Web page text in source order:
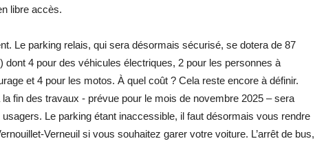
libre accès.
Le parking relais, qui sera désormais sécurisé, se dotera de 87
dont 4 pour des véhicules électriques, 2 pour les personnes à
et 4 pour les motos. À quel coût ? Cela reste encore à définir.
la fin des travaux - prévue pour le mois de novembre 2025 – sera
Le parking étant inaccessible, il faut désormais vous rendre
Verneuil si vous souhaitez garer votre voiture. L’arrêt de bus,